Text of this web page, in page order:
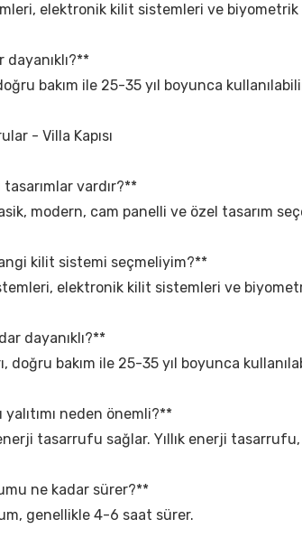
elektronik kilit sistemleri ve
dayanıklı?**
bakım ile 25-35 yıl boyunca
- Villa Kapısı
tasarımlar vardır?**
modern, cam panelli ve özel tasarım
kilit sistemi seçmeliyim?**
elektronik kilit sistemleri ve
dayanıklı?**
doğru bakım ile 25-35 yıl boyunca
yalıtımı neden önemli?**
enerji tasarrufu sağlar. Yıllık enerji
ne kadar sürer?**
genellikle 4-6 saat sürer.